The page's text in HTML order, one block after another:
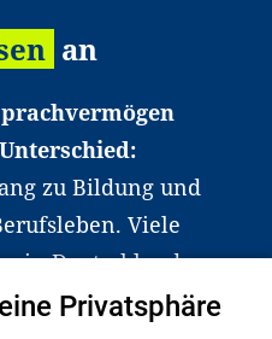
an
zu Bildung und
Viele
in Deutschland
dabei.
Privatsphäre